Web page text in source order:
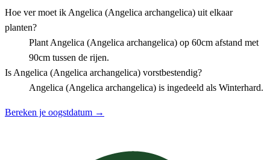
Hoe ver moet ik Angelica (Angelica archangelica) uit elkaar
planten?
Plant Angelica (Angelica archangelica) op 60cm afstand met
90cm tussen de rijen.
Is Angelica (Angelica archangelica) vorstbestendig?
Angelica (Angelica archangelica) is ingedeeld als Winterhard.
Bereken je oogstdatum →